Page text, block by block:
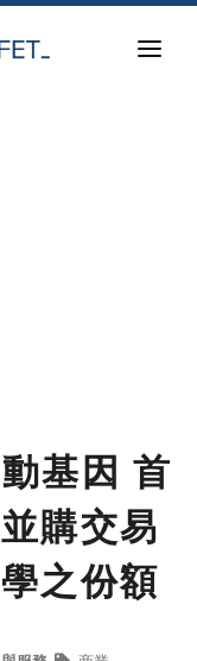
基因 首
購交易
之份額